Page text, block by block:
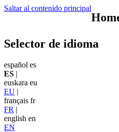
Saltar al contenido principal
Selector de idioma
español es
ES |
euskara eu
EU |
français fr
FR |
english en
EN